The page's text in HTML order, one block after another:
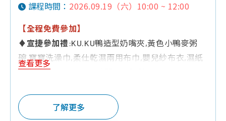
課程時間： 2026.09.19（六）10:00 ~ 12:00
【全程免費參加】
♦宣捷參加禮 :KU.KU鴨造型奶嘴夾,黃色小鴨麥粥
碗,寶寶洗澡巾,柔仕乾濕兩用布巾,嬰兒紗布衣,濕紙
巾,典松天然草本金盞花葉黃素體驗包
施巴體驗組,繪本童書,濕紙巾隨身包,嬰兒分階段固
牙練習組,寶寶U型防水口水巾,純棉小方巾,棉花棒,
查看更多
了解更多